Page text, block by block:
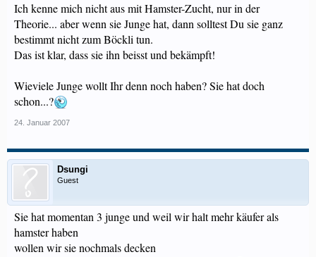
Ich kenne mich nicht aus mit Hamster-Zucht, nur in der
Theorie... aber wenn sie Junge hat, dann solltest Du sie ganz
bestimmt nicht zum Böckli tun.
Das ist klar, dass sie ihn beisst und bekämpft!
Wieviele Junge wollt Ihr denn noch haben? Sie hat doch
schon...?
24. Januar 2007
Dsungi
Guest
Sie hat momentan 3 junge und weil wir halt mehr käufer als
hamster haben
wollen wir sie nochmals decken